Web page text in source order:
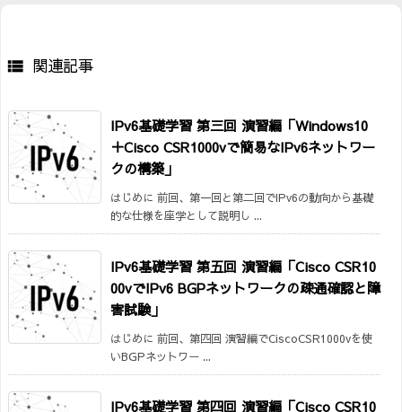
 関連記事
IPv6基礎学習 第三回 演習編「Windows10
＋Cisco CSR1000vで簡易なIPv6ネットワー
クの構築」
はじめに 前回、第一回と第二回でIPv6の動向から基礎
的な仕様を座学として説明し ...
IPv6基礎学習 第五回 演習編「Cisco CSR10
00vでIPv6 BGPネットワークの疎通確認と障
害試験」
はじめに 前回、第四回 演習編でCiscoCSR1000vを使
いBGPネットワー ...
IPv6基礎学習 第四回 演習編「Cisco CSR10